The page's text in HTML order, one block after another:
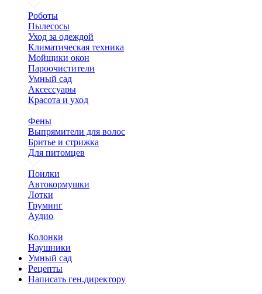
Роботы
Пылесосы
Уход за одеждой
Климатическая техника
Мойщики окон
Пароочистители
Умный сад
Аксессуары
Красота и уход
Фены
Выпрямители для волос
Бритье и стрижка
Для питомцев
Поилки
Автокормушки
Лотки
Груминг
Аудио
Колонки
Наушники
Умный сад
Рецепты
Написать ген.директору